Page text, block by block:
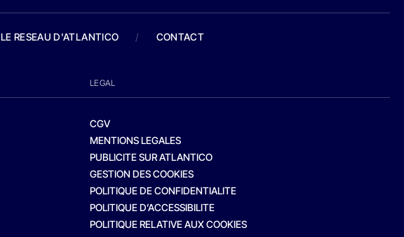
LE RESEAU D'ATLANTICO / CONTACT
LEGAL
CGV
MENTIONS LEGALES
PUBLICITE SUR ATLANTICO
GESTION DES COOKIES
POLITIQUE DE CONFIDENTIALITE
POLITIQUE D’ACCESSIBILITE
POLITIQUE RELATIVE AUX COOKIES